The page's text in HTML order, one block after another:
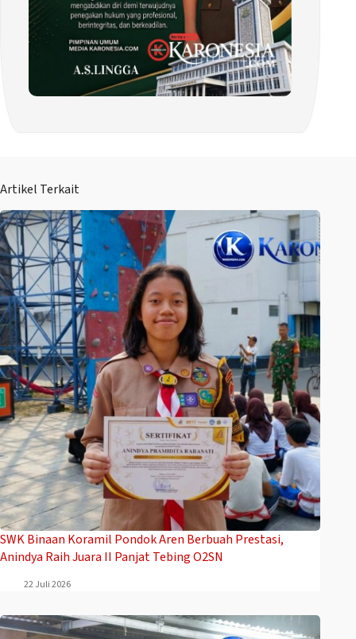
Artikel Terkait
SWK Binaan Koramil Pondok Aren Berbuah Prestasi,
Anindya Raih Juara II Panjat Tebing O2SN
22 Juli 2026